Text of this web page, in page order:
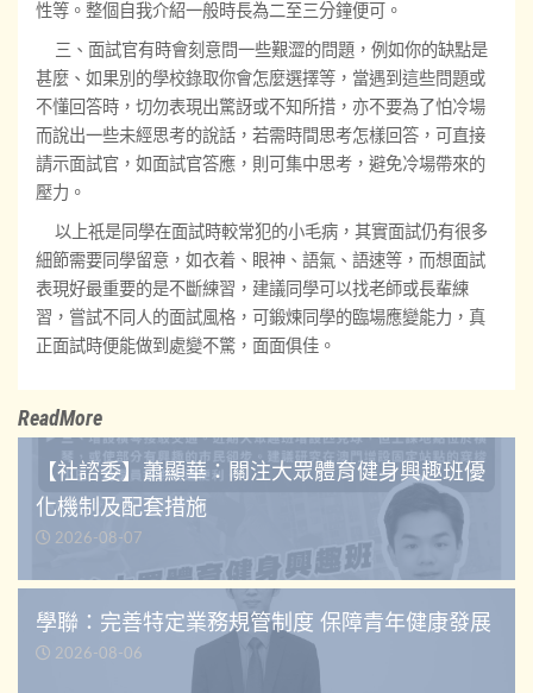
性等。整個自我介紹一般時長為二至三分鐘便可。
三、面試官有時會刻意問一些艱澀的問題，例如你的缺點是
甚麼、如果別的學校錄取你會怎麼選擇等，當遇到這些問題或
不懂回答時，切勿表現出驚訝或不知所措，亦不要為了怕冷場
而說出一些未經思考的說話，若需時間思考怎樣回答，可直接
請示面試官，如面試官答應，則可集中思考，避免冷場帶來的
壓力。
以上祇是同學在面試時較常犯的小毛病，其實面試仍有很多
細節需要同學留意，如衣着、眼神、語氣、語速等，而想面試
表現好最重要的是不斷練習，建議同學可以找老師或長輩練
習，嘗試不同人的面試風格，可鍛煉同學的臨場應變能力，真
正面試時便能做到處變不驚，面面俱佳。
ReadMore
【社諮委】蕭顯華：關注大眾體育健身興趣班優
化機制及配套措施
2026-08-07
學聯：完善特定業務規管制度 保障青年健康發展
2026-08-06